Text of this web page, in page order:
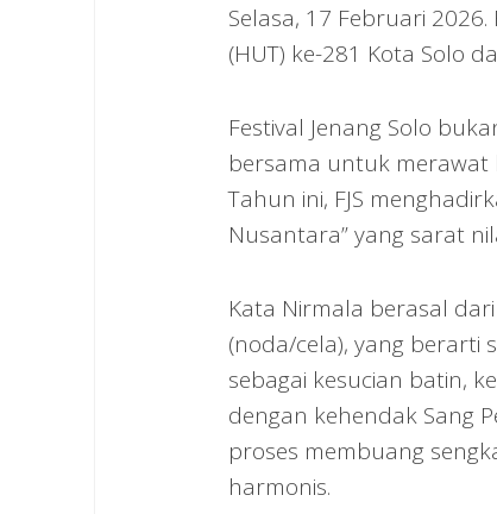
Selasa, 17 Februari
(HUT) ke-281 Kota Solo
Festival Jenang Solo
bersama untuk
Tahun ini, FJS
Nusantara” yang sarat
Kata Nirmala berasal
(noda/cela), yang berarti
sebagai kesucian batin,
dengan kehendak Sang
proses membuang
harmonis.